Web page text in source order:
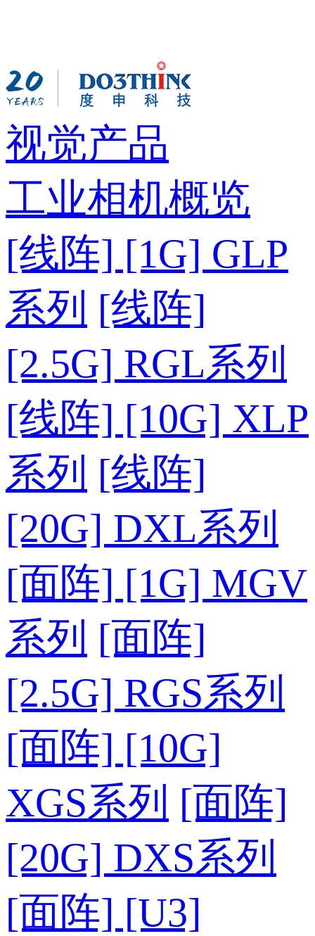
视觉产品
工业相机概览
[线阵] [1G] GLP
系列 [线阵]
[2.5G] RGL系列
[线阵] [10G] XLP
系列 [线阵]
[20G] DXL系列
[面阵] [1G] MGV
系列 [面阵]
[2.5G] RGS系列
[面阵] [10G]
XGS系列 [面阵]
[20G] DXS系列
[面阵] [U3]